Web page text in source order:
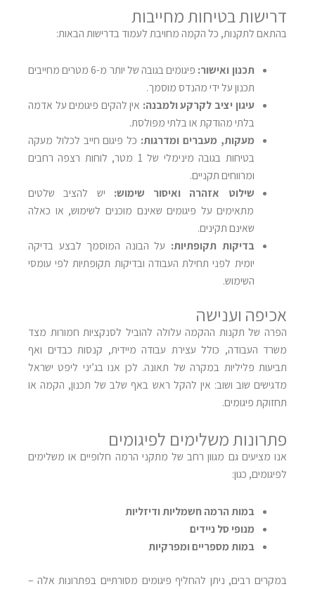
דרישות בטיחות מחייבות
בהתאם לתקנות, כל הקמה מחויבת לעמוד בדרישות הבאות:
תכנון ואישור:
פיגומים בגובה של יותר מ-6 מטרים מחייבים
תכנון על ידי מהנדס מוסמך.
עיגון יציב לקרקע ולמבנה: אין להקים פיגומים על אדמה
בלתי מהודקת או בלתי מפולסת.
מעקות, מעברים ומדרגות: כל פיגום חייב לכלול מעקה
בטיחות בגובה מינימלי של 1 מטר, לוחות רצפה רחבים
ומרווחים תקניים.
שילוט אזהרה ואיסור שימוש: יש להציב שלטים
מתאימים על פיגומים שאינם מוכנים לשימוש, או כאלה
שאינם תקינים.
בדיקות תקופתיות: על הבונה המוסמך לבצע בדיקה
יומית לפני תחילת העבודה ובדיקות תקופתיות לפי עומסי
השימוש.
אכיפה וענישה
הפרה של תקנות ההקמה עלולה להוביל לסנקציות חמורות מצד
משרד העבודה, כולל עצירת עבודה מיידית, קנסות כבדים ואף
תביעות פליליות במקרה של תאונה. לכן אנו בג’יני ליפט ישראל
מדגישים שוב ושוב: אין להקל ראש באף שלב של תכנון, הקמה או
תחזוקת פיגומים.
פתרונות משלימים לפיגומים
אנו מציעים גם מגוון רחב של מתקני הרמה חלופיים או משלימים
לפיגומים, כגון:
במות הרמה חשמליות ודיזליות
מנופי סל ניידים
במות מספריים ומפרקיות
במקרים רבים, ניתן להחליף פיגומים מסורתיים בפתרונות אלה –